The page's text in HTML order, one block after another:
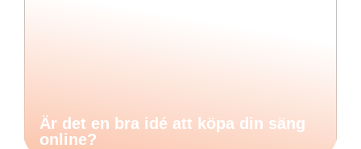
Är det en bra idé att köpa din säng
online?